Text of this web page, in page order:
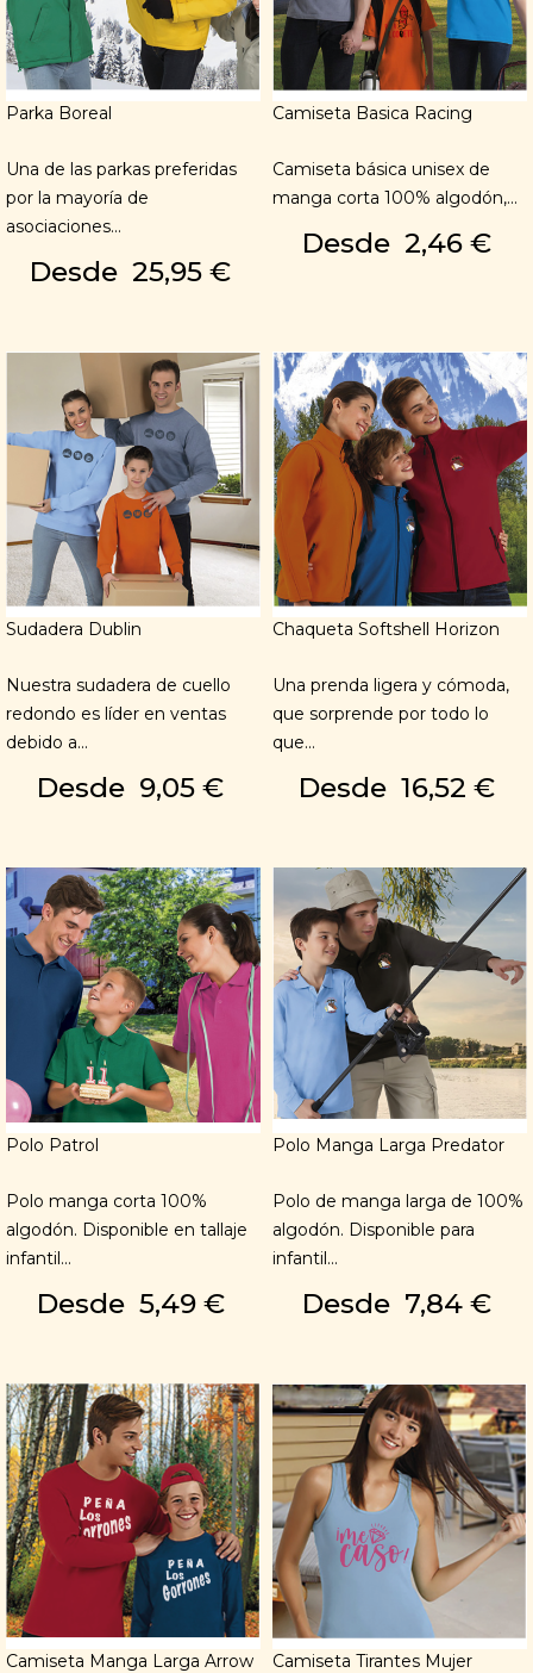
Parka Boreal
Una de las parkas preferidas
por la mayoría de
asociaciones...
Desde 25,95 €
Camiseta Basica Racing
Camiseta básica unisex de
manga corta 100% algodón,...
Desde 2,46 €
Sudadera Dublin
Nuestra sudadera de cuello
redondo es líder en ventas
debido a...
Desde 9,05 €
Chaqueta Softshell Horizon
Una prenda ligera y cómoda,
que sorprende por todo lo
que...
Desde 16,52 €
Polo Patrol
Polo manga corta 100%
algodón. Disponible en tallaje
infantil...
Desde 5,49 €
Polo Manga Larga Predator
Polo de manga larga de 100%
algodón. Disponible para
infantil...
Desde 7,84 €
Camiseta Manga Larga Arrow
Camiseta Tirantes Mujer